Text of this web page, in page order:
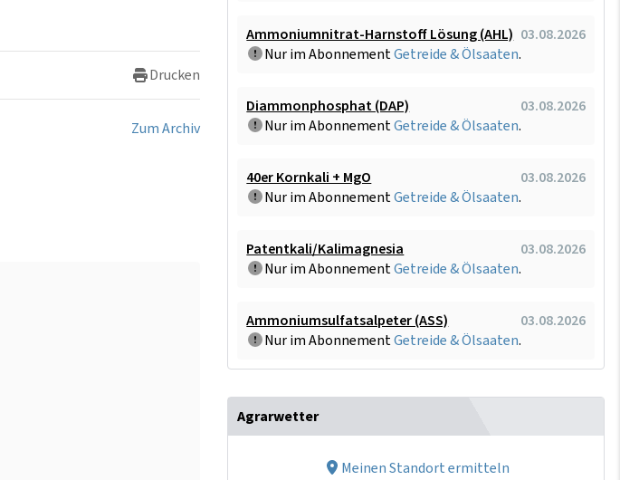
Drucken
Zum Archiv
Ammoniumnitrat-Harnstoff Lösung (AHL) 03.08.2026
Nur im AbonnementGetreide & Ölsaaten.
Diammonphosphat (DAP)
03.08.2026
Nur im AbonnementGetreide & Ölsaaten.
40er Kornkali + MgO
03.08.2026
Nur im AbonnementGetreide & Ölsaaten.
Patentkali/Kalimagnesia
03.08.2026
Nur im AbonnementGetreide & Ölsaaten.
Ammoniumsulfatsalpeter (ASS)
03.08.2026
Nur im AbonnementGetreide & Ölsaaten.
Agrarwetter
Meinen Standort ermitteln